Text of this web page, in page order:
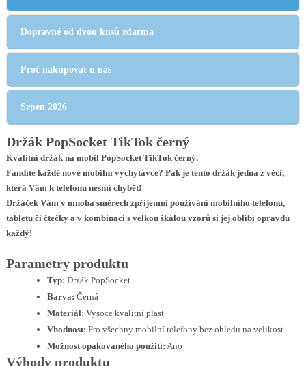
Dopravné od dvou kusů zdarma
Proč nakupovat u nás
Srpen 2026
Držák PopSocket TikTok černý
Kvalitní držák na mobil PopSocket TikTok černý.
Fandíte každé nové mobilní vychytávce? Pak je tento držák jedna z věcí,
která Vám k telefonu nesmí chybět!
Držáček Vám v mnoha směrech zpříjemní používání mobilního telefonu,
tabletu či čtečky a v kombinaci s velkou škálou vzorů si jej oblíbí opravdu
každý!
Parametry produktu
Typ: Držák PopSocket
Barva: Černá
Materiál: Vysoce kvalitní plast
Vhodnost: Pro všechny mobilní telefony bez ohledu na velikost
Možnost opakovaného použití: Ano
Výhody produktu